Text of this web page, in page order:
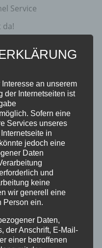
Service
da!
an unserem
der Internetseiten ist
Sofern eine
Services unseres
in
jedoch eine
Daten
und
keine
wir generell eine
Person ein.
Daten,
der Anschrift, E-Mail-
einer betroffenen